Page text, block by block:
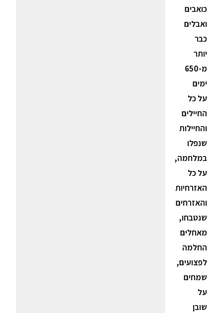
כואבים
ואבלים
כבר
יותר
מ-650
ימים
על כל
החיילים
והחיילות
שנפלו
במלחמה,
על כל
האזרחיות
והאזרחים
שנטבחו,
מאחלים
החלמה
לפצועים,
שמחים
על
שובן